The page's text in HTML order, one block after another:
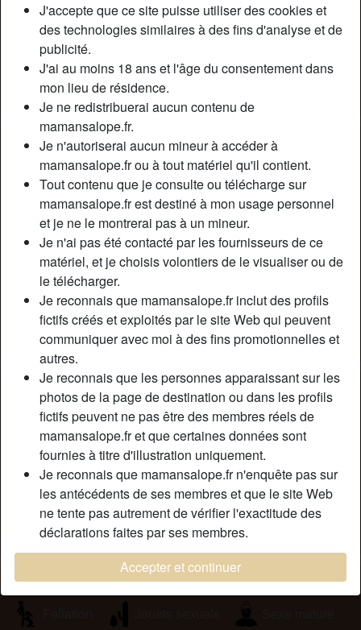
J'accepte que ce site puisse utiliser des cookies et
des technologies similaires à des fins d'analyse et de
publicité.
J'ai au moins 18 ans et l'âge du consentement dans
mon lieu de résidence.
Je ne redistribuerai aucun contenu de
mamansalope.fr.
Je n'autoriserai aucun mineur à accéder à
mamansalope.fr ou à tout matériel qu'il contient.
Tout contenu que je consulte ou télécharge sur
mamansalope.fr est destiné à mon usage personnel
et je ne le montrerai pas à un mineur.
Je n'ai pas été contacté par les fournisseurs de ce
matériel, et je choisis volontiers de le visualiser ou de
le télécharger.
Je reconnais que mamansalope.fr inclut des profils
fictifs créés et exploités par le site Web qui peuvent
communiquer avec moi à des fins promotionnelles et
autres.
Je reconnais que les personnes apparaissant sur les
photos de la page de destination ou dans les profils
fictifs peuvent ne pas être des membres réels de
mamansalope.fr et que certaines données sont
fournies à titre d'illustration uniquement.
Je reconnais que mamansalope.fr n'enquête pas sur
les antécédents de ses membres et que le site Web
ne tente pas autrement de vérifier l'exactitude des
déclarations faites par ses membres.
Accepter et continuer
Nickname:
JosetteRiqueti424
Âge:
63
Pays:
France
Département:
Loire
Sexe:
Femme
Sexualité:
Hétéro
Couleur des cheveux:
Couleur des yeux:
Brun
Épilé(e):
Oui
Fumeur(euse):
À l'occasion
Description
Je cherche des jeunes étudiants d’origine africaine qui
aimerait un plan cul avec un vieille cougar vicieuse . Me
contacter en privé. je me déplace et mes services sont
gratuits. Je ne suis pas une pute.
Cherche
Homme, Hétéro, Africain(e), 18-25
Tags